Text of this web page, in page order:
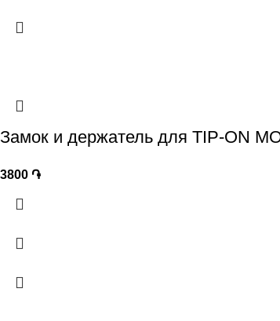
Замок и держатель для TIP-ON
3800 ֏